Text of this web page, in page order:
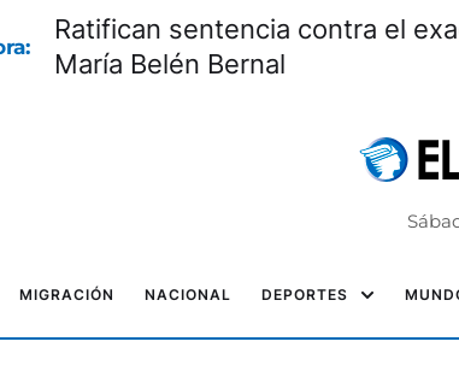
Ratifican sentencia contra el
María Belén Bernal
MIGRACIÓN NACIONAL DEPORTES